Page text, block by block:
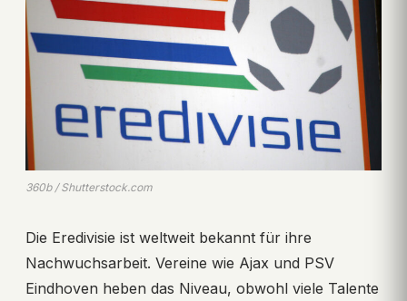
360b / Shutterstock.com
Die Eredivisie ist weltweit bekannt für ihre
Nachwuchsarbeit. Vereine wie Ajax und PSV
Eindhoven heben das Niveau, obwohl viele Talente